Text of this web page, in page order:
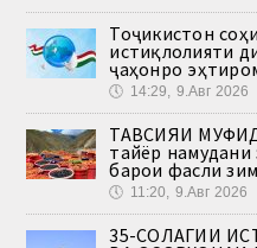
Тоҷикистон
истиқлолияти
ҷаҳонро
🕔 14:29, 9.Авг 2026
ТАВСИЯИ
тайёр намудани
барои фасли
🕔 11:20, 9.Авг 2026
35-СОЛАГИИ